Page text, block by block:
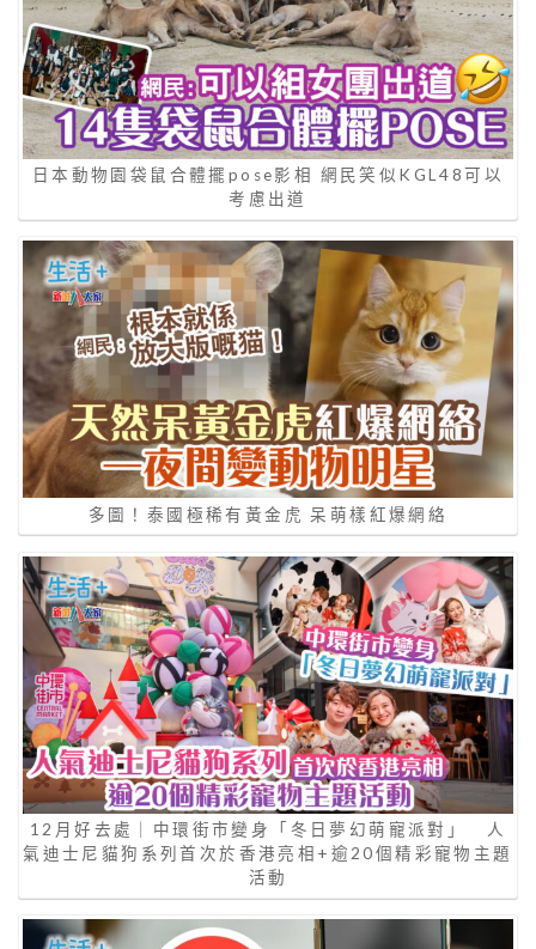
日本動物園袋鼠合體擺pose影相 網民笑似KGL48可以
考慮出道
多圖！泰國極稀有黃金虎 呆萌樣紅爆網絡
12月好去處｜中環街市變身「冬日夢幻萌寵派對」 人
氣迪士尼貓狗系列首次於香港亮相+逾20個精彩寵物主題
活動